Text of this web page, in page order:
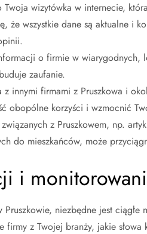
Twoja wizytówka w internecie,
że wszystkie dane są aktualne i
o firmie w wiarygodnych,
zaufanie.
z innymi firmami z Pruszkowa i
obopólne korzyści i wzmocnić
z Pruszkowem, np.
do mieszkańców, może
i
niezbędne jest ciągłe
firmy z Twojej branży, jakie